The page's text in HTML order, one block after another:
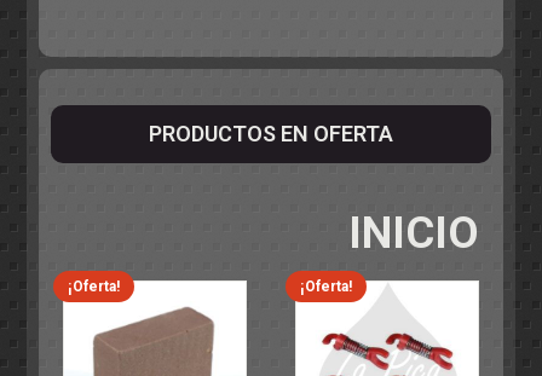
PRODUCTOS EN OFERTA
INICIO
¡Oferta! ¡Oferta!